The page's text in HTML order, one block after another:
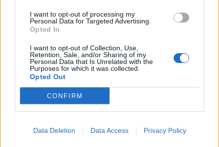
I want to opt-out of processing my
Personal Data for Targeted Advertising.
Opted In
I want to opt-out of Collection, Use,
Retention, Sale, and/or Sharing of my
Personal Data that Is Unrelated with the
Purposes for which it was collected.
Opted Out
CONFIRM
Data Deletion Data Access Privacy Policy
UUTISET
Kela muuttaa terapiakäytäntöä
5